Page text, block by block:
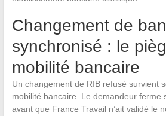
Changement de
synchronisé : le
mobilité bancaire
Un changement de RIB refusé survient
mobilité bancaire. Le demandeur ferme
avant que France Travail n’ait validé le